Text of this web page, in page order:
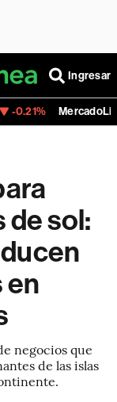
Ingresar
1,918.155
de sol:
en
negocios que
de las islas